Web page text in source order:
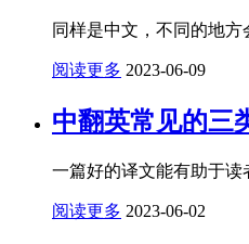
同样是中文，不同的地方
阅读更多 2023-06-09
中翻英常见的三
一篇好的译文能有助于读
阅读更多 2023-06-02